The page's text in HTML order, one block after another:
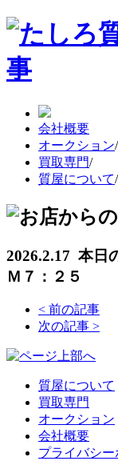
会社概要
オークション/
買取専門/
質屋について/
2026.2.17 本
Ｍ７：２５
< 前の記事
次の記事 >
質屋について
買取専門
オークション
会社概要
プライバシー